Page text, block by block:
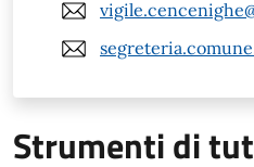
Strumenti di